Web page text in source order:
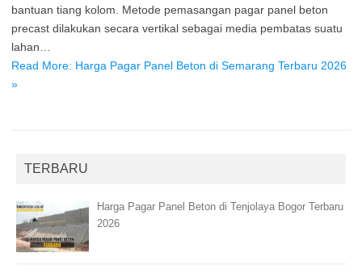
bantuan tiang kolom. Metode pemasangan pagar panel beton
precast dilakukan secara vertikal sebagai media pembatas suatu
lahan…
Read More: Harga Pagar Panel Beton di Semarang Terbaru 2026
»
TERBARU
Harga Pagar Panel Beton di Tenjolaya Bogor Terbaru
2026